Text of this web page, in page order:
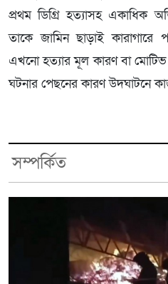
প্রথম ডিগ্রি হত্যাসহ একাধিক
তাকে জামিন ছাড়াই কারাগারে
এখনো হত্যার মূল কারণ বা মোটিভ
ঘটনার পেছনের কারণ উদঘাটনে
সম্পর্কিত